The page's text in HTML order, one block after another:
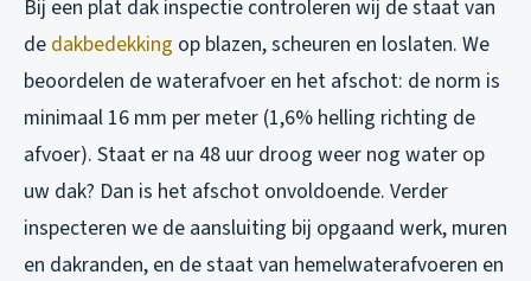
Bij een plat dak inspectie controleren wij de staat van
de dakbedekking op blazen, scheuren en loslaten. We
beoordelen de waterafvoer en het afschot: de norm is
minimaal 16 mm per meter (1,6% helling richting de
afvoer). Staat er na 48 uur droog weer nog water op
uw dak? Dan is het afschot onvoldoende. Verder
inspecteren we de aansluiting bij opgaand werk, muren
en dakranden, en de staat van hemelwaterafvoeren en